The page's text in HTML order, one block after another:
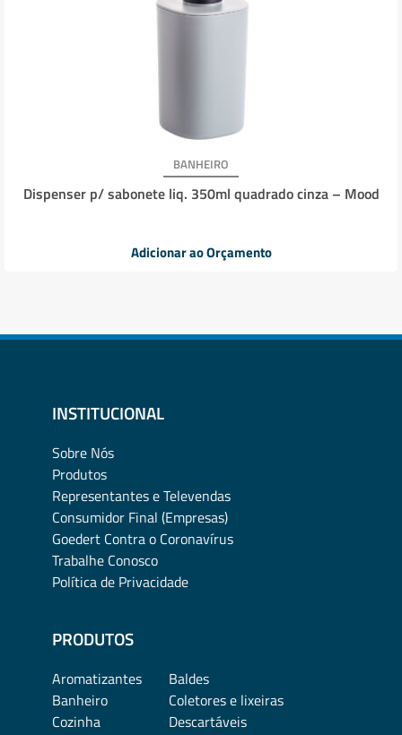
BANHEIRO
Dispenser p/ sabonete liq. 350ml quadrado cinza – Mood
Adicionar ao Orçamento
INSTITUCIONAL
Sobre Nós
Produtos
Representantes e Televendas
Consumidor Final (Empresas)
Goedert Contra o Coronavírus
Trabalhe Conosco
Política de Privacidade
PRODUTOS
Aromatizantes
Baldes
Banheiro
Coletores e lixeiras
Cozinha
Descartáveis